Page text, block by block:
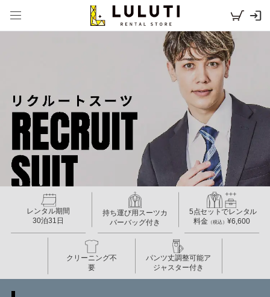
リクルートスーツ
レンタル期間
30泊31日
持ち運び用スーツカ
バーバッグ付き
5点セットでレンタル
料金（税込） ¥6,600
クリーニング不
要
パンツ丈調整可能ア
ジャスター付き